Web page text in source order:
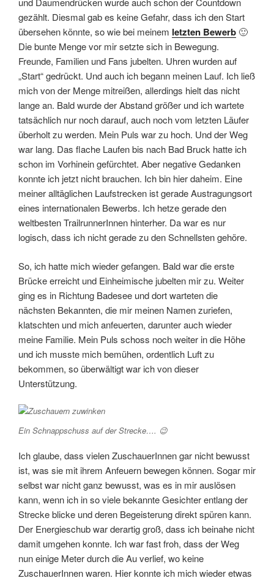
gezählt. Diesmal gab es keine Gefahr, dass ich den Start
übersehen könnte, so wie bei meinem letzten Bewerb 🙂
Die bunte Menge vor mir setzte sich in Bewegung.
Freunde, Familien und Fans jubelten. Uhren wurden auf
„Start“ gedrückt. Und auch ich begann meinen Lauf. Ich ließ
mich von der Menge mitreißen, allerdings hielt das nicht
lange an. Bald wurde der Abstand größer und ich wartete
tatsächlich nur noch darauf, auch noch vom letzten Läufer
überholt zu werden. Mein Puls war zu hoch. Und der Weg
war lang. Das flache Laufen bis nach Bad Bruck hatte ich
schon im Vorhinein gefürchtet. Aber negative Gedanken
konnte ich jetzt nicht brauchen. Ich bin hier daheim. Eine
meiner alltäglichen Laufstrecken ist gerade Austragungsort
eines internationalen Bewerbs. Ich hetze gerade den
weltbesten TrailrunnerInnen hinterher. Da war es nur
logisch, dass ich nicht gerade zu den Schnellsten gehöre.
So, ich hatte mich wieder gefangen. Bald war die erste
Brücke erreicht und Einheimische jubelten mir zu. Weiter
ging es in Richtung Badesee und dort warteten die
nächsten Bekannten, die mir meinen Namen zuriefen,
klatschten und mich anfeuerten, darunter auch wieder
meine Familie. Mein Puls schoss noch weiter in die Höhe
und ich musste mich bemühen, ordentlich Luft zu
bekommen, so überwältigt war ich von dieser
Unterstützung.
Ein Schnappschuss auf der Strecke…. 😉
Ich glaube, dass vielen ZuschauerInnen gar nicht bewusst
ist, was sie mit ihrem Anfeuern bewegen können. Sogar mir
selbst war nicht ganz bewusst, was es in mir auslösen
kann, wenn ich in so viele bekannte Gesichter entlang der
Strecke blicke und deren Begeisterung direkt spüren kann.
Der Energieschub war derartig groß, dass ich beinahe nicht
damit umgehen konnte. Ich war fast froh, dass der Weg
nun einige Meter durch die Au verlief, wo keine
ZuschauerInnen waren. Hier konnte ich mich wieder etwas